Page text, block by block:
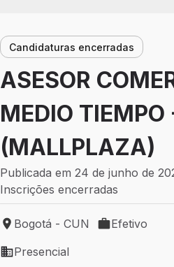
Candidaturas encerradas
ASESOR
MEDIO
(MALLPLAZA)
Publicada em 24 de junho de
Inscrições encerradas
Local de trabalho: Bogotá - CUN
Bogotá - CUN
Tipo de vaga:
Efetivo
Modelo de trabalho: Presencial
Presencial